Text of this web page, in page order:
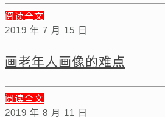
阅读全文
2019 年 7 月 15 日
画老年人画像的难点
阅读全文
2019 年 8 月 11 日